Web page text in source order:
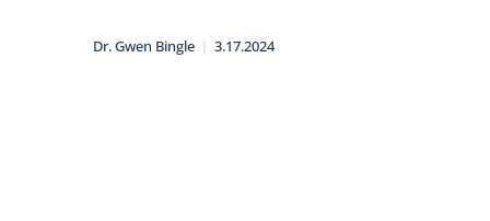
Dr. Gwen Bingle | 3.17.2024